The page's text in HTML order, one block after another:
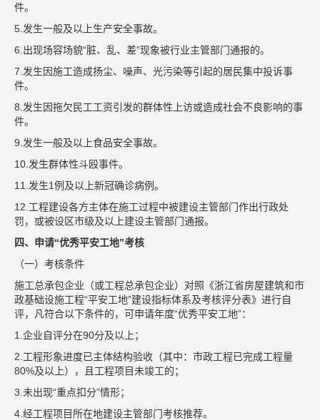
件。
5.发生一般及以上生产安全事故。
6.出现场容场貌“脏、乱、差”现象被行业主管部门通报的。
7.发生因施工造成扬尘、噪声、光污染等引起的居民集中投诉事
件。
8.发生因拖欠民工工资引发的群体性上访或造成社会不良影响的事
件。
9.发生一般及以上食品安全事故。
10.发生群体性斗殴事件。
11.发生1例及以上新冠确诊病例。
12.工程建设各方主体在施工过程中被建设主管部门作出行政处
罚，或被设区市级及以上建设主管部门通报。
四、申请“优秀平安工地”考核
（一）考核条件
施工总承包企业（或工程总承包企业）对照《浙江省房屋建筑和市
政基础设施工程“平安工地”建设指标体系及考核评分表》进行自
评，凡符合以下条件的，可申请年度“优秀平安工地”：
1.企业自评分在90分及以上；
2.工程形象进度已主体结构验收（其中：市政工程已完成工程量
80%及以上），且工程项目未竣工的；
3.未出现“重点扣分”情形；
4.经工程项目所在地建设主管部门考核推荐。